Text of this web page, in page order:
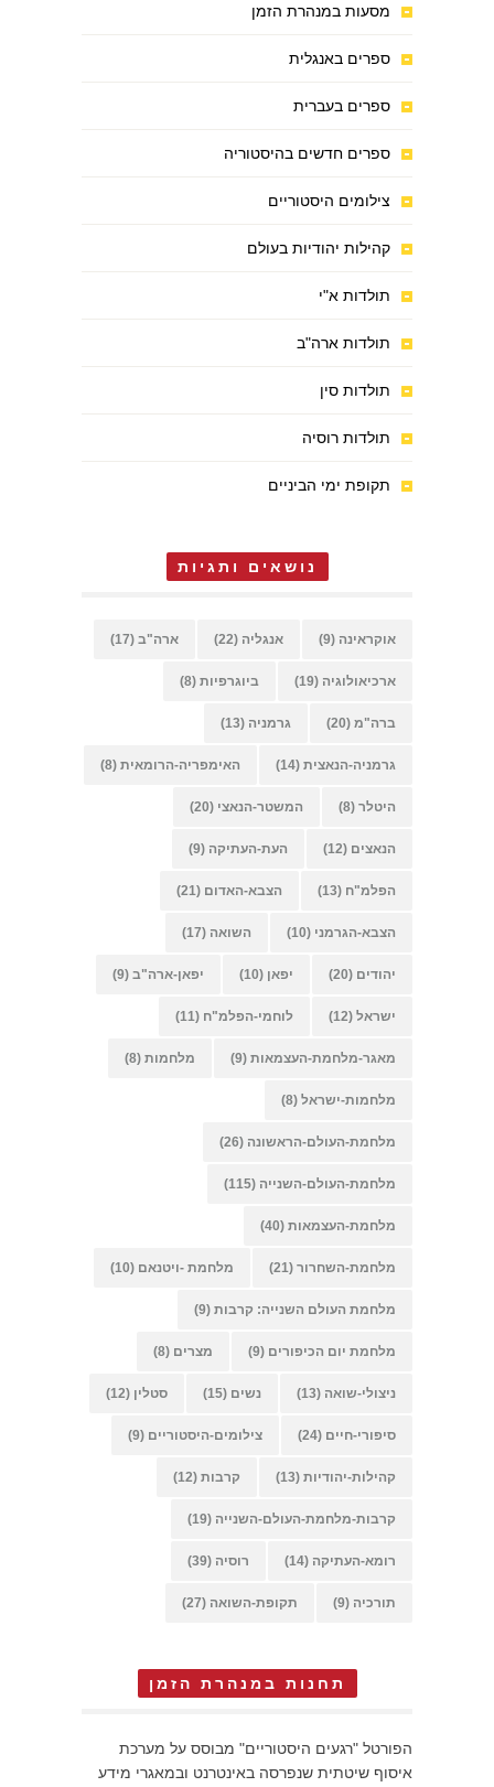
מסעות במנהרת הזמן
ספרים באנגלית
ספרים בעברית
ספרים חדשים בהיסטוריה
צילומים היסטוריים
קהילות יהודיות בעולם
תולדות א"י
תולדות ארה"ב
תולדות סין
תולדות רוסיה
תקופת ימי הביניים
נושאים ותגיות
אוקראינה (9) אנגליה (22) ארה"ב (17)
ארכיאולוגיה (19) ביוגרפיות (8)
ברה"מ (20) גרמניה (13)
גרמניה-הנאצית (14) האימפריה-הרומאית (8)
היטלר (8) המשטר-הנאצי (20)
הנאצים (12) העת-העתיקה (9)
הפלמ"ח (13) הצבא-האדום (21)
הצבא-הגרמני (10) השואה (17)
יהודים (20) יפאן (10) יפאן-ארה"ב (9)
ישראל (12) לוחמי-הפלמ"ח (11)
מאגר-מלחמת-העצמאות (9) מלחמות (8)
מלחמות-ישראל (8)
מלחמת-העולם-הראשונה (26)
מלחמת-העולם-השנייה (115)
מלחמת-העצמאות (40)
מלחמת-השחרור (21) מלחמת -ויטנאם (10)
מלחמת העולם השנייה: קרבות (9)
מלחמת יום הכיפורים (9) מצרים (8)
ניצולי-שואה (13) נשים (15) סטלין (12)
סיפורי-חיים (24) צילומים-היסטוריים (9)
קהילות-יהודיות (13) קרבות (12)
קרבות-מלחמת-העולם-השנייה (19)
רומא-העתיקה (14) רוסיה (39)
תורכיה (9) תקופת-השואה (27)
תחנות במנהרת הזמן
הפורטל "רגעים היסטוריים" מבוסס על מערכת
איסוף שיטתית שנפרסה באינטרנט ובמאגרי מידע